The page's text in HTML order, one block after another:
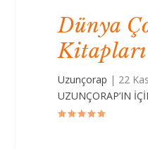
Dünya
Uzunçorap | 22
UZUNÇORAP’IN